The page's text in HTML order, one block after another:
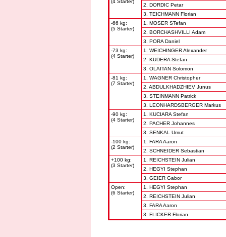
(4 Starter)
2. DORDIC Petar
3. TEICHMANN Florian
-66 kg:
(5 Starter)
1. MOSER STefan
2. BORCHASHVILLI Adam
3. PORA Daniel
-73 kg:
(4 Starter)
1. WEICHINGER Alexander
2. KUDERA Stefan
3. OLAITAN Solomon
-81 kg:
(7 Starter)
1. WAGNER Christopher
2. ABDULKHADZHIEV Junus
3. STEINMANN Patrick
3. LEONHARDSBERGER Markus
-90 kg:
(4 Starter)
1. KUCIARA Stefan
2. PACHER Johannes
3. SENKAL Umut
-100 kg:
(2 Starter)
1. FARA Aaron
2. SCHNEIDER Sebastian
+100 kg:
(3 Starter)
1. REICHSTEIN Julian
2. HEGYI Stephan
3. GEIER Gabor
Open:
(6 Starter)
1. HEGYI Stephan
2. REICHSTEIN Julian
3. FARA Aaron
3. FLICKER Florian